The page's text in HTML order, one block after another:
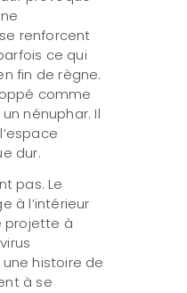
renforcent
ce qui
fin de règne.
comme
nénuphar. Il
dur.
pas. Le
à l’intérieur
projette à
histoire de
à se